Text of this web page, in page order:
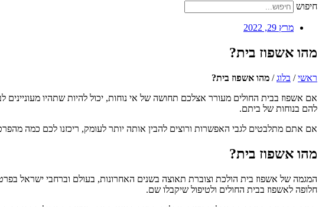
חיפוש
מרץ 29, 2022
מהו אשפוז בית?
ראשי/ בלוג/ מהו אשפוז בית?
אם אשפוז בבית החולים מעורר אצלכם תחושה של אי נוחות, יכול להיות שתהיו
להם בנוחות של ביתם.
אם אתם מתלבטים לגבי האפשרות ורוצים להבין אותה יותר לעומק, ריכזנו לכם כמה
מהו אשפוז בית?
המגמה של אשפוז בית הולכת וצוברת תאוצה בשנים האחרונות, בעולם וברחבי ישראל
חלופה לאשפוז בבית החולים ולטיפול שיקבלו שם.